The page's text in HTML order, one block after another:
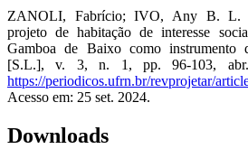
ZANOLI, Fabrício; IVO, Any B. L.
projeto de habitação de interesse
Gamboa de Baixo como instrumento
[S.L.], v. 3, n. 1, pp. 96-103, abr.
https://periodicos.ufrn.br/revprojetar/
Acesso em: 25 set. 2024.
Downloads